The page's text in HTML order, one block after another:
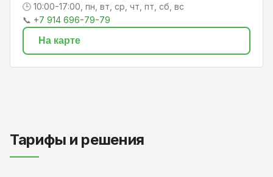
🕒 10:00-17:00, пн, вт, ср, чт, пт, сб, вс
📞 +7 914 696-79-79
На карте
Тарифы и решения